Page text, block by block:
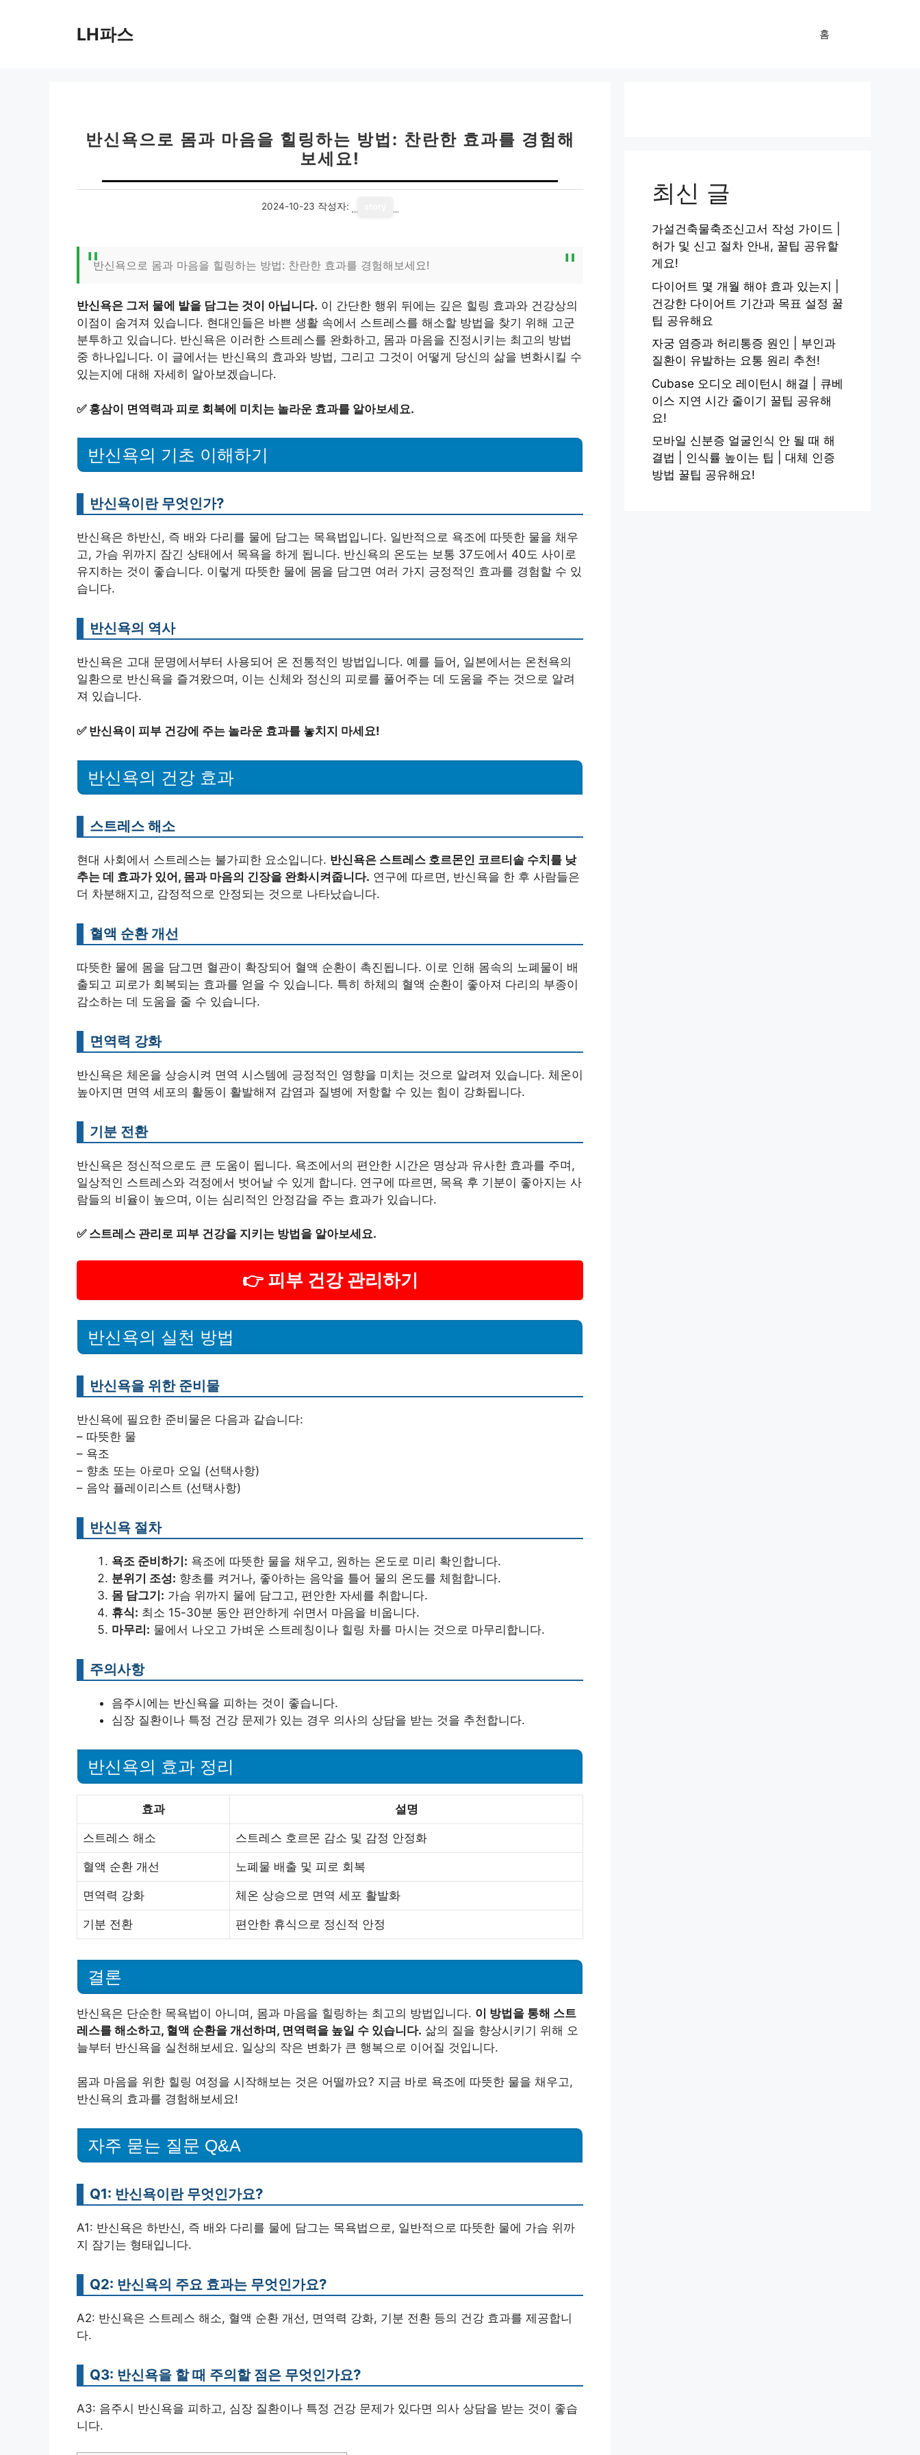
LH파스 홈
반신욕으로 몸과 마음을 힐링하는 방법: 찬란한 효과를 경험해
보세요!
2024-10-23 작성자:
반신욕으로 몸과 마음을 힐링하는 방법: 찬란한 효과를 경험해보세요!
반신욕은 그저 물에 발을 담그는 것이 아닙니다. 이 간단한 행위 뒤에는 깊은 힐링 효과와 건강상의
이점이 숨겨져 있습니다. 현대인들은 바쁜 생활 속에서 스트레스를 해소할 방법을 찾기 위해 고군
분투하고 있습니다. 반신욕은 이러한 스트레스를 완화하고, 몸과 마음을 진정시키는 최고의 방법
중 하나입니다. 이 글에서는 반신욕의 효과와 방법, 그리고 그것이 어떻게 당신의 삶을 변화시킬 수
있는지에 대해 자세히 알아보겠습니다.
✅ 홍삼이 면역력과 피로 회복에 미치는 놀라운 효과를 알아보세요.
반신욕의 기초 이해하기
반신욕이란 무엇인가?
반신욕은 하반신, 즉 배와 다리를 물에 담그는 목욕법입니다. 일반적으로 욕조에 따뜻한 물을 채우
고, 가슴 위까지 잠긴 상태에서 목욕을 하게 됩니다. 반신욕의 온도는 보통 37도에서 40도 사이로
유지하는 것이 좋습니다. 이렇게 따뜻한 물에 몸을 담그면 여러 가지 긍정적인 효과를 경험할 수 있
습니다.
반신욕의 역사
반신욕은 고대 문명에서부터 사용되어 온 전통적인 방법입니다. 예를 들어, 일본에서는 온천욕의
일환으로 반신욕을 즐겨왔으며, 이는 신체와 정신의 피로를 풀어주는 데 도움을 주는 것으로 알려
져 있습니다.
✅ 반신욕이 피부 건강에 주는 놀라운 효과를 놓치지 마세요!
반신욕의 건강 효과
스트레스 해소
현대 사회에서 스트레스는 불가피한 요소입니다. 반신욕은 스트레스 호르몬인 코르티솔 수치를 낮
추는 데 효과가 있어, 몸과 마음의 긴장을 완화시켜줍니다. 연구에 따르면, 반신욕을 한 후 사람들은
더 차분해지고, 감정적으로 안정되는 것으로 나타났습니다.
혈액 순환 개선
따뜻한 물에 몸을 담그면 혈관이 확장되어 혈액 순환이 촉진됩니다. 이로 인해 몸속의 노폐물이 배
출되고 피로가 회복되는 효과를 얻을 수 있습니다. 특히 하체의 혈액 순환이 좋아져 다리의 부종이
감소하는 데 도움을 줄 수 있습니다.
면역력 강화
반신욕은 체온을 상승시켜 면역 시스템에 긍정적인 영향을 미치는 것으로 알려져 있습니다. 체온이
높아지면 면역 세포의 활동이 활발해져 감염과 질병에 저항할 수 있는 힘이 강화됩니다.
기분 전환
반신욕은 정신적으로도 큰 도움이 됩니다. 욕조에서의 편안한 시간은 명상과 유사한 효과를 주며,
일상적인 스트레스와 걱정에서 벗어날 수 있게 합니다. 연구에 따르면, 목욕 후 기분이 좋아지는 사
람들의 비율이 높으며, 이는 심리적인 안정감을 주는 효과가 있습니다.
✅ 스트레스 관리로 피부 건강을 지키는 방법을 알아보세요.
👉 피부 건강 관리하기
반신욕의 실천 방법
반신욕을 위한 준비물
반신욕에 필요한 준비물은 다음과 같습니다:
– 따뜻한 물
– 욕조
– 향초 또는 아로마 오일 (선택사항)
– 음악 플레이리스트 (선택사항)
반신욕 절차
욕조 준비하기: 욕조에 따뜻한 물을 채우고, 원하는 온도로 미리 확인합니다.
분위기 조성: 향초를 켜거나, 좋아하는 음악을 틀어 물의 온도를 체험합니다.
몸 담그기: 가슴 위까지 물에 담그고, 편안한 자세를 취합니다.
휴식: 최소 15-30분 동안 편안하게 쉬면서 마음을 비웁니다.
마무리: 물에서 나오고 가벼운 스트레칭이나 힐링 차를 마시는 것으로 마무리합니다.
주의사항
음주시에는 반신욕을 피하는 것이 좋습니다.
심장 질환이나 특정 건강 문제가 있는 경우 의사의 상담을 받는 것을 추천합니다.
반신욕의 효과 정리
효과 설명
스트레스 해소 스트레스 호르몬 감소 및 감정 안정화
혈액 순환 개선 노폐물 배출 및 피로 회복
면역력 강화 체온 상승으로 면역 세포 활발화
기분 전환 편안한 휴식으로 정신적 안정
결론
반신욕은 단순한 목욕법이 아니며, 몸과 마음을 힐링하는 최고의 방법입니다. 이 방법을 통해 스트
레스를 해소하고, 혈액 순환을 개선하며, 면역력을 높일 수 있습니다. 삶의 질을 향상시키기 위해 오
늘부터 반신욕을 실천해보세요. 일상의 작은 변화가 큰 행복으로 이어질 것입니다.
몸과 마음을 위한 힐링 여정을 시작해보는 것은 어떨까요? 지금 바로 욕조에 따뜻한 물을 채우고,
반신욕의 효과를 경험해보세요!
자주 묻는 질문 Q&A
Q1: 반신욕이란 무엇인가요?
A1: 반신욕은 하반신, 즉 배와 다리를 물에 담그는 목욕법으로, 일반적으로 따뜻한 물에 가슴 위까
지 잠기는 형태입니다.
Q2: 반신욕의 주요 효과는 무엇인가요?
A2: 반신욕은 스트레스 해소, 혈액 순환 개선, 면역력 강화, 기분 전환 등의 건강 효과를 제공합니
다.
Q3: 반신욕을 할 때 주의할 점은 무엇인가요?
A3: 음주시 반신욕을 피하고, 심장 질환이나 특정 건강 문제가 있다면 의사 상담을 받는 것이 좋습
니다.
최신 글
가설건축물축조신고서 작성 가이드 |
허가 및 신고 절차 안내, 꿀팁 공유할
게요!
다이어트 몇 개월 해야 효과 있는지 |
건강한 다이어트 기간과 목표 설정 꿀
팁 공유해요
자궁 염증과 허리통증 원인 | 부인과
질환이 유발하는 요통 원리 추천!
Cubase 오디오 레이턴시 해결 | 큐베
이스 지연 시간 줄이기 꿀팁 공유해
요!
모바일 신분증 얼굴인식 안 될 때 해
결법 | 인식률 높이는 팁 | 대체 인증
방법 꿀팁 공유해요!